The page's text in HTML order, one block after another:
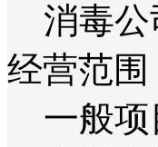
消毒公
经营范围
一般